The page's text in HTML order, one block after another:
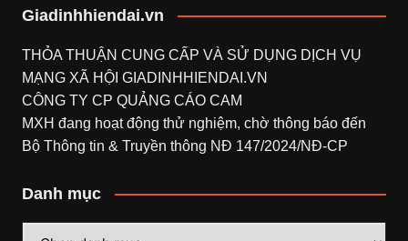
Giadinhhiendai.vn
THỎA THUẬN CUNG CẤP VÀ SỬ DỤNG DỊCH VỤ
MẠNG XÃ HỘI GIADINHHIENDAI.VN
CÔNG TY CP QUẢNG CÁO CAM
MXH đang hoạt động thử nghiệm, chờ thông báo đến
Bộ Thông tin & Truyền thông NĐ 147/2024/NĐ-CP
Danh mục